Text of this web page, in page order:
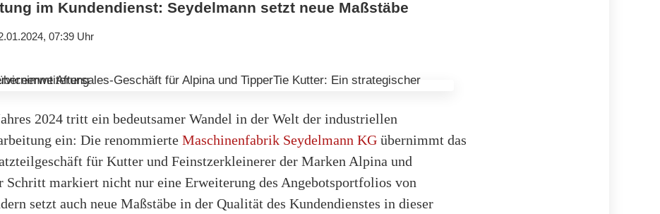
im Kundendienst: Seydelmann setzt neue Maßstäbe
07:39 Uhr
2024 tritt ein bedeutsamer Wandel in der Welt der industriellen
ein: Die renommierte Maschinenfabrik Seydelmann KG übernimmt das
für Kutter und Feinstzerkleinerer der Marken Alpina und
Schritt markiert nicht nur eine Erweiterung des Angebotsportfolios von
setzt auch neue Maßstäbe in der Qualität des Kundendienstes in dieser